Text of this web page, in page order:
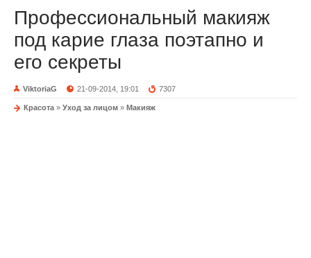
Профессиональный макияж
под карие глаза поэтапно и
его секреты
ViktoriaG 21-09-2014, 19:01 7307
Красота » Уход за лицом » Макияж